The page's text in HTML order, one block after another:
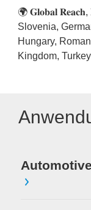
🌍 𝐆𝐥𝐨𝐛𝐚𝐥 𝐑𝐞𝐚𝐜𝐡,
Slovenia,
Hungary,
Kingdom,